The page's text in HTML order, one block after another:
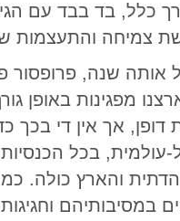
כלל, בד בבד עם
צמיחה והתעצמות
שנה, פרופסור
מפגינות באופן
דופן, אך אין די
עולמית, בכל
הדתית והארץ כולה.
במסיבותיהם